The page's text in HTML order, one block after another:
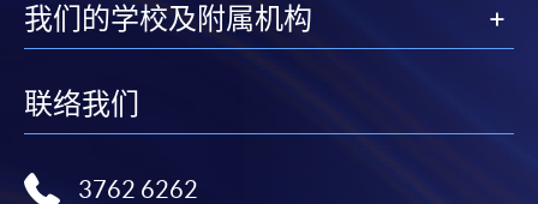
我们的学校及附属机构
联络我们
3762 6262